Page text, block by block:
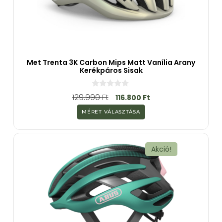
Met Trenta 3K Carbon Mips Matt Vanília Arany
Kerékpáros Sisak
0
a
5
-
b
ő
129.990Ft 116.800 Ft
MÉRET VÁLASZTÁSA
Akció!